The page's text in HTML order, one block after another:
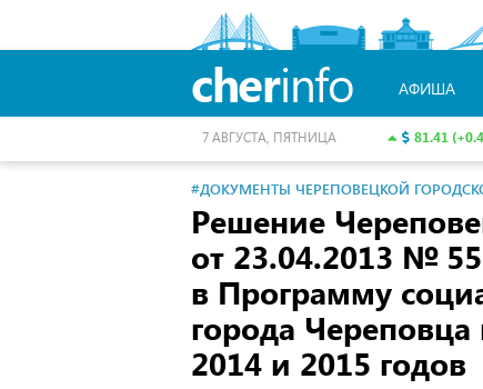
cherinfo АФИША
81.41
7 АВГУСТА, ПЯТНИЦА
#ДОКУМЕНТЫ ЧЕРЕПОВЕЦКОЙ
Решение
от 23.04.2013 № 55
в Программу
города
2014 и 2015 годов